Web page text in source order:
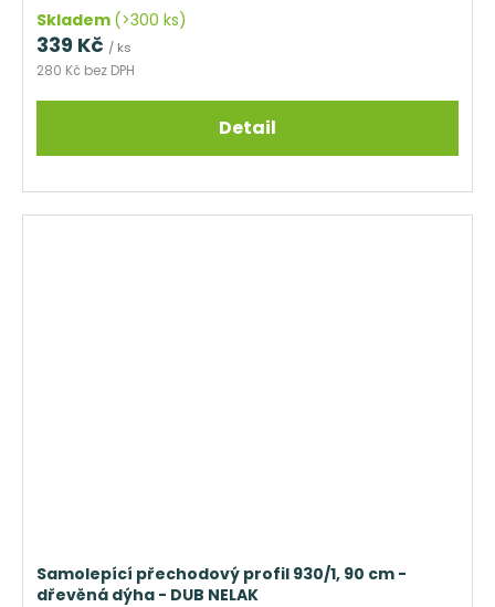
Skladem (>300 ks)
280 Kč bez DPH
339 Kč / ks
Detail
Samolepící přechodový profil 930/1, 90 cm -
dřevěná dýha - DUB NELAK